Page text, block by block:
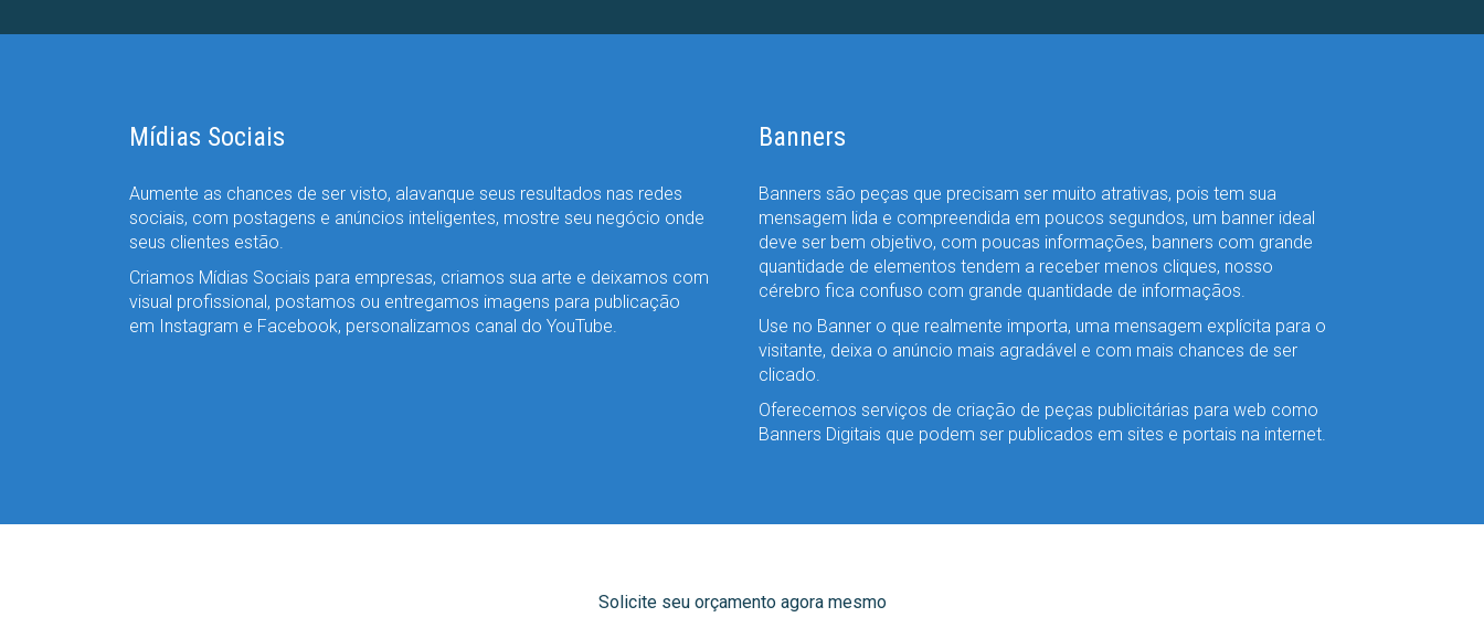
Mídias Sociais
Aumente as chances de ser visto, alavanque seus resultados nas redes
sociais, com postagens e anúncios inteligentes, mostre seu negócio onde
seus clientes estão.
Criamos Mídias Sociais para empresas, criamos sua arte e deixamos com
visual profissional, postamos ou entregamos imagens para publicação
em Instagram e Facebook, personalizamos canal do YouTube.
Banners
Banners são peças que precisam ser muito atrativas, pois tem sua
mensagem lida e compreendida em poucos segundos, um banner ideal
deve ser bem objetivo, com poucas informações, banners com grande
quantidade de elementos tendem a receber menos cliques, nosso
cérebro fica confuso com grande quantidade de informaçãos.
Use no Banner o que realmente importa, uma mensagem explícita para o
visitante, deixa o anúncio mais agradável e com mais chances de ser
clicado.
Oferecemos serviços de criação de peças publicitárias para web como
Banners Digitais que podem ser publicados em sites e portais na internet.
Solicite seu orçamento agora mesmo